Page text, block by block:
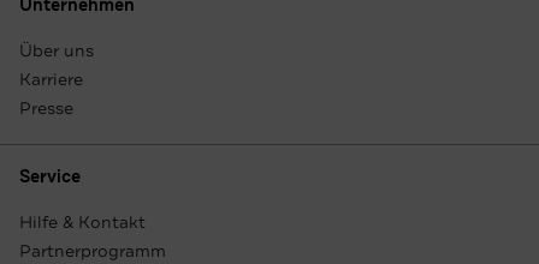
Unternehmen
Über uns
Karriere
Presse
Service
Hilfe & Kontakt
Partnerprogramm